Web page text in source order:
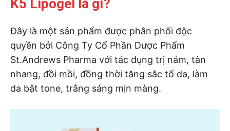
K5 Lipogel là gì?
Đây là một sản phẩm được phân phối độc
quyền bởi Công Ty Cổ Phần Dược Phẩm
St.Andrews Pharma với tác dụng trị nám, tàn
nhang, đồi mồi, đồng thời tăng sắc tố da, làm
da bật tone, trắng sáng mịn màng.